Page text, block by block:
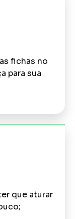
fichas no
para sua
que aturar